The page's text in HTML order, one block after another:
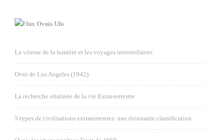
Ovnis Ufo
La vitesse de la lumière et les voyages interstellaires
Ovni de Los Angeles (1942)
La recherche obstinée de la vie Extra-terrestre
5 types de civilisations extraterrestres: une étonnante classification